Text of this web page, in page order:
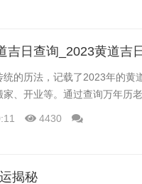
吉日查询_2023黄道吉
的历法，记载了2023年的黄
、开业等。通过查询万年历
4430
揭秘